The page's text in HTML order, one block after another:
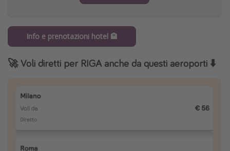
Info e prenotazioni hotel 🏨
🚀 Voli diretti per RIGA anche da questi aeroporti ⬇️